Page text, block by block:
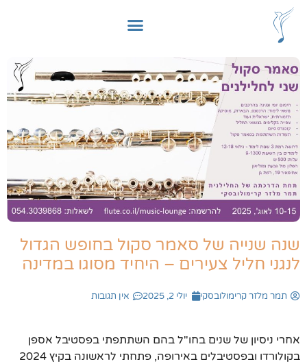
שנה שנייה של סאמר סקול בחופש הגדול
לנגני חליל צעירים – היחיד מסוגו במדינה
תמר מלזר קרימולובסקי יולי 2, 2025 אין תגובות
אחרי ניסיון של שנים בחו"ל בהם השתתפתי בפסטיבל אספן
בקולורדו ובפסטיבלים באירופה, פתחתי לראשונה בקיץ 2024